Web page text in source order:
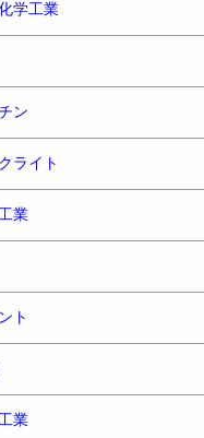
学工業
ン
ライト
業
ト
業